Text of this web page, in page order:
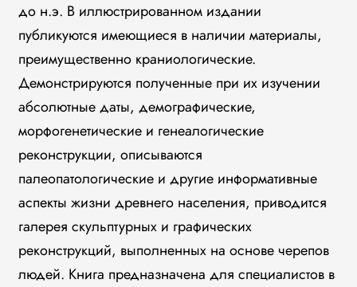
до н.э. В иллюстрированном издании
публикуются имеющиеся в наличии материалы,
преимущественно краниологические.
Демонстрируются полученные при их изучении
абсолютные даты, демографические,
морфогенетические и генеалогические
реконструкции, описываются
палеопатологические и другие информативные
аспекты жизни древнего населения, приводится
галерея скульптурных и графических
реконструкций, выполненных на основе черепов
людей. Книга предназначена для специалистов в